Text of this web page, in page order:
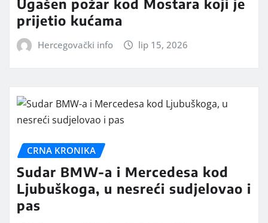
Ugašen požar kod Mostara koji je
prijetio kućama
Hercegovački info lip 15, 2026
CRNA KRONIKA
Sudar BMW-a i Mercedesa kod
Ljubuškoga, u nesreći sudjelovao i
pas